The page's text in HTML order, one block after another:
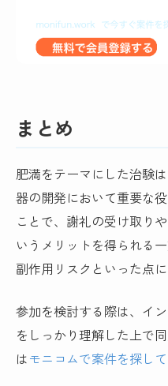
まとめ
肥満をテーマにした治験
器の開発において重要な
ことで、謝礼の受け取り
いうメリットを得られる
副作用リスクといった点
参加を検討する際は、イ
をしっかり理解した上で
はモニコムで案件を探し